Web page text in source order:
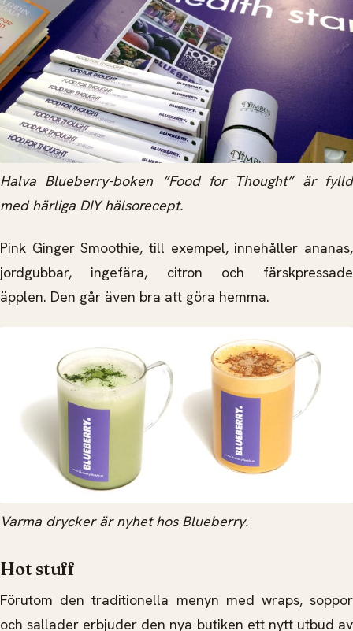
Halva Blueberry-boken ”Food for Thought” är fylld
med härliga DIY hälsorecept.
Pink Ginger Smoothie, till exempel, innehåller ananas,
jordgubbar, ingefära, citron och färskpressade
äpplen. Den går även bra att göra hemma.
Varma drycker är nyhet hos Blueberry.
Hot stuff
Förutom den traditionella menyn med wraps, soppor
och sallader erbjuder den nya butiken ett nytt utbud av